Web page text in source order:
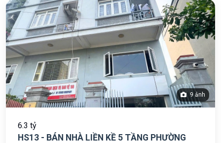
9 ảnh
6.3 tỷ
HS13 - BÁN NHÀ LIỀN KỀ 5 TẦNG PHƯỜNG